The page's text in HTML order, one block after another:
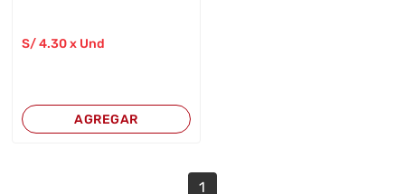
S/4.30 x Und
AGREGAR
1